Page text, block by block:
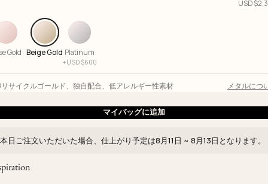
USD $
Gold Beige Gold Platinum
+USD $600
リサイクルゴールド 独自配合 低アレルギー性素材 メタルにつ
マイバッグに追加
本日ご注文いただいた場合、仕上がり予定は8月11日 ~ 8月13日 となります。